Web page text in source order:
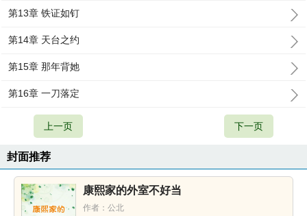
第13章 铁证如钉
第14章 天台之约
第15章 那年背她
第16章 一刀落定
上一页 下一页
封面推荐
康熙家的外室不好当
作者：公北